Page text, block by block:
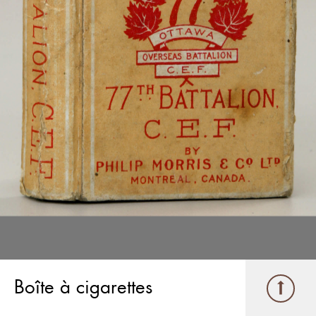
Boîte à cigarettes